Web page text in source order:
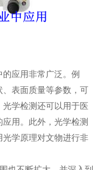
应用非常广泛。例
表面质量等参数，可
学检测还可以用于医
用。此外，光学检测
学原理对文物进行非